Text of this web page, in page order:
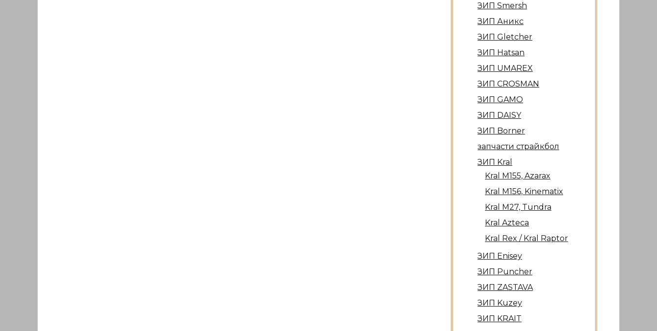
ЗИП Smersh
ЗИП Аникс
ЗИП Gletcher
ЗИП Hatsan
ЗИП UMAREX
ЗИП CROSMAN
ЗИП GAMO
ЗИП DAISY
ЗИП Borner
запчасти страйкбол
ЗИП Kral
Kral М155, Azarax
Kral М156, Kinematix
Kral М27, Tundra
Kral Azteca
Kral Rex / Kral Raptor
ЗИП Enisey
ЗИП Puncher
ЗИП ZASTAVA
ЗИП Kuzey
ЗИП KRAIT